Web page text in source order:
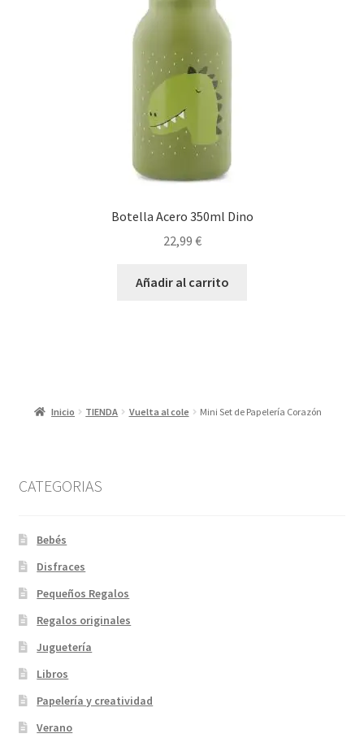
Botella Acero 350ml Dino
22,99 €
Añadir al carrito
Inicio TIENDA Vuelta al cole Mini Set de Papelería Corazón
CATEGORIAS
Bebés
Disfraces
Pequeños Regalos
Regalos originales
Juguetería
Libros
Papelería y creatividad
Verano